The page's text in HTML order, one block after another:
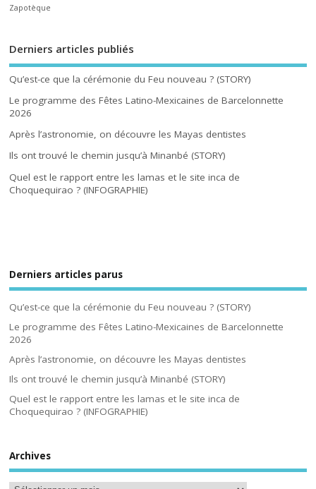
Zapotèque
Derniers articles publiés
Qu’est-ce que la cérémonie du Feu nouveau ? (STORY)
Le programme des Fêtes Latino-Mexicaines de Barcelonnette
2026
Après l’astronomie, on découvre les Mayas dentistes
Ils ont trouvé le chemin jusqu’à Minanbé (STORY)
Quel est le rapport entre les lamas et le site inca de
Choquequirao ? (INFOGRAPHIE)
Derniers articles parus
Qu’est-ce que la cérémonie du Feu nouveau ? (STORY)
Le programme des Fêtes Latino-Mexicaines de Barcelonnette
2026
Après l’astronomie, on découvre les Mayas dentistes
Ils ont trouvé le chemin jusqu’à Minanbé (STORY)
Quel est le rapport entre les lamas et le site inca de
Choquequirao ? (INFOGRAPHIE)
Archives